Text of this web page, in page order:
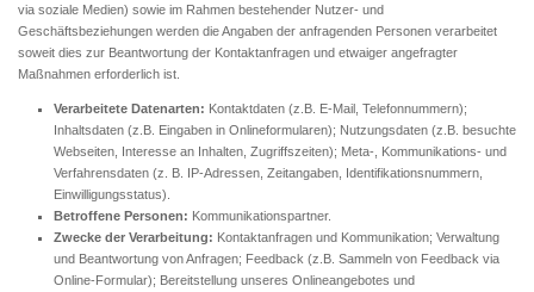
via soziale Medien) sowie im Rahmen bestehender Nutzer- und
Geschäftsbeziehungen werden die Angaben der anfragenden Personen verarbeitet
soweit dies zur Beantwortung der Kontaktanfragen und etwaiger angefragter
Maßnahmen erforderlich ist.
Verarbeitete Datenarten: Kontaktdaten (z.B. E-Mail, Telefonnummern);
Inhaltsdaten (z.B. Eingaben in Onlineformularen); Nutzungsdaten (z.B. besuchte
Webseiten, Interesse an Inhalten, Zugriffszeiten); Meta-, Kommunikations- und
Verfahrensdaten (z. B. IP-Adressen, Zeitangaben, Identifikationsnummern,
Einwilligungsstatus).
Betroffene Personen: Kommunikationspartner.
Zwecke der Verarbeitung: Kontaktanfragen und Kommunikation; Verwaltung
und Beantwortung von Anfragen; Feedback (z.B. Sammeln von Feedback via
Online-Formular); Bereitstellung unseres Onlineangebotes und